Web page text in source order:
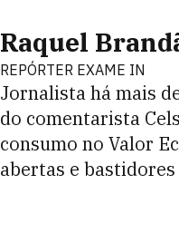
Raquel
REPÓRTER EXAME IN
Jornalista há mais
do comentarista
consumo no Valor
abertas e